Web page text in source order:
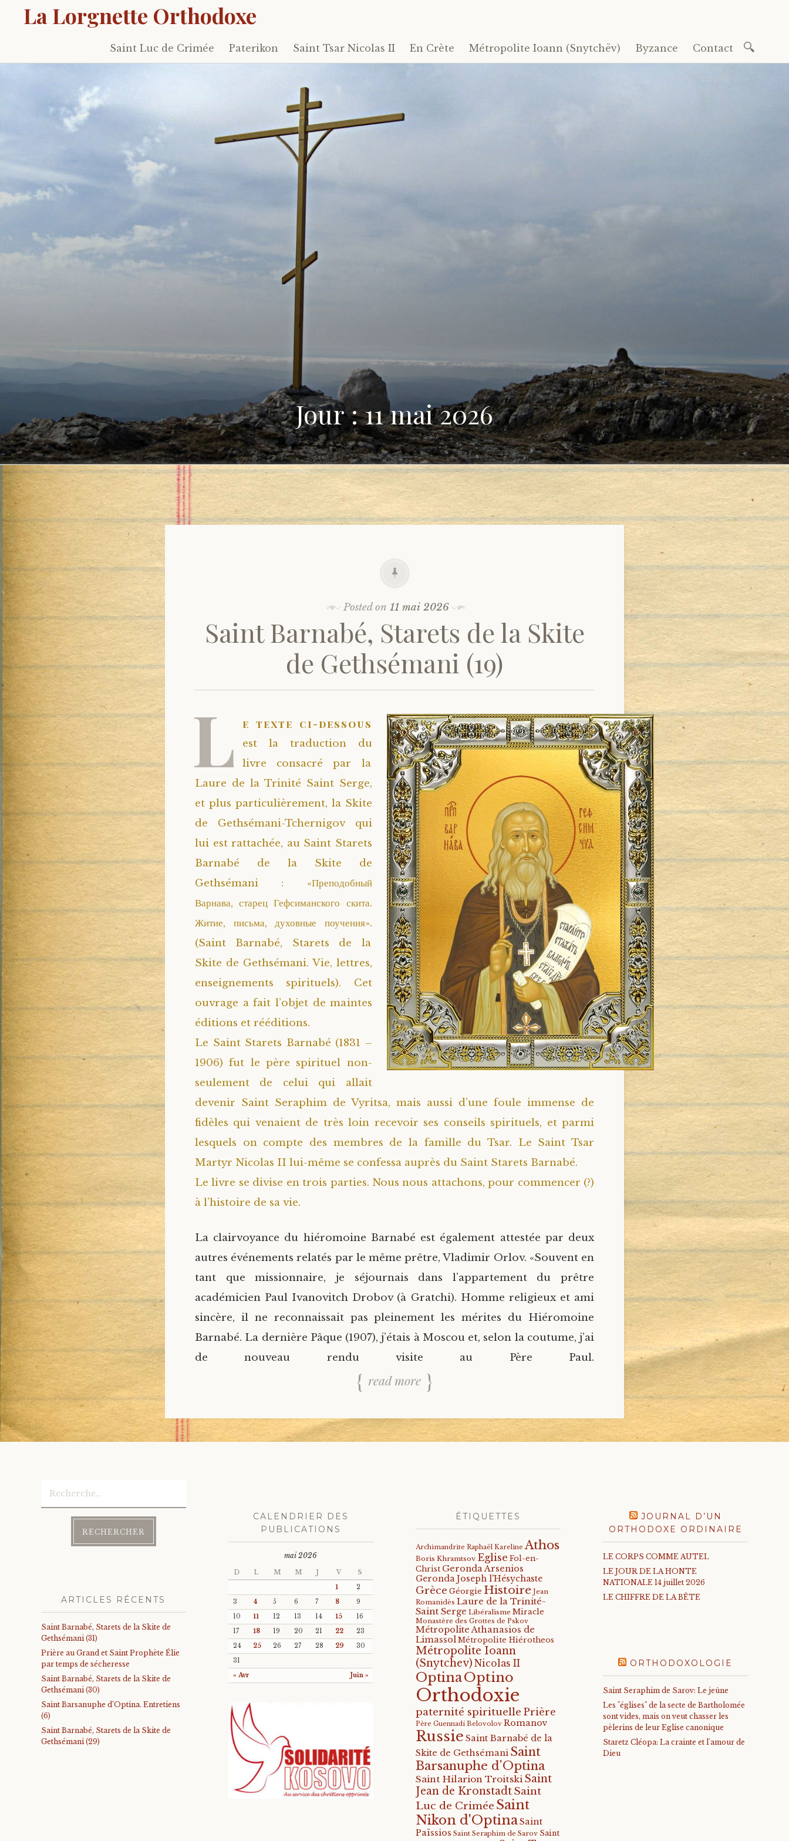
La Lorgnette Orthodoxe
Skip
to
Saint Luc de Crimée Paterikon Saint Tsar Nicolas II En Crète Métropolite Ioann (Snytchëv) Byzance Contact
Jour : 11 mai 2026
Posted on11 mai 2026
Saint Barnabé, Starets de la Skite
de Gethsémani (19)
L e texte ci-dessous
est la traduction du
livre consacré par la
Laure de la Trinité Saint Serge,
et plus particulièrement, la Skite
de Gethsémani-Tchernigov qui
lui est rattachée, au Saint Starets
Barnabé de la Skite de
Gethsémani : «Преподобный
Варнава, старец Гефсиманского скита.
Житие, письма, духовные поучения».
(Saint Barnabé, Starets de la
Skite de Gethsémani. Vie, lettres,
enseignements spirituels). Cet
ouvrage a fait l’objet de maintes
éditions et rééditions.
Le Saint Starets Barnabé (1831 –
1906) fut le père spirituel non-
seulement de celui qui allait
devenir Saint Seraphim de Vyritsa, mais aussi d’une foule immense de
fidèles qui venaient de très loin recevoir ses conseils spirituels, et parmi
lesquels on compte des membres de la famille du Tsar. Le Saint Tsar
Martyr Nicolas II lui-même se confessa auprès du Saint Starets Barnabé.
Le livre se divise en trois parties. Nous nous attachons, pour commencer (?)
à l’histoire de sa vie.
La clairvoyance du hiéromoine Barnabé est également attestée par deux
autres événements relatés par le même prêtre, Vladimir Orlov. «Souvent en
tant que missionnaire, je séjournais dans l’appartement du prêtre
académicien Paul Ivanovitch Drobov (à Gratchi). Homme religieux et ami
sincère, il ne reconnaissait pas pleinement les mérites du Hiéromoine
Barnabé. La dernière Pâque (1907), j’étais à Moscou et, selon la coutume, j’ai
de nouveau rendu visite au Père Paul.
read more
Rechercher :
ARTICLES RÉCENTS
Saint Barnabé, Starets de la Skite de
Gethsémani (31)
Prière au Grand et Saint Prophète Élie
par temps de sécheresse
Saint Barnabé, Starets de la Skite de
Gethsémani (30)
Saint Barsanuphe d’Optina. Entretiens
(6)
Saint Barnabé, Starets de la Skite de
Gethsémani (29)
CALENDRIER DES
PUBLICATIONS
mai 2026
D L M M J V S
« Avr Juin »
1
2
3
4 5 6 7 8
9
10
11 12 13 14 15
16
17
18 19 20 21 22
23
24
25 26 27 28 29
30
31
ÉTIQUETTES
Archimandrite Raphaël Kareline Athos
Boris Khramtsov Eglise Fol-en-
Christ Geronda Arsenios
Geronda Joseph l'Hésychaste
Grèce Géorgie Histoire Jean
Romanidès Laure de la Trinité-
Saint Serge Libéralisme Miracle
Monastère des Grottes de Pskov
Métropolite Athanasios de
Limassol Métropolite Hiérotheos
Métropolite Ioann
(Snytchev) Nicolas II
OptinaOptino
Orthodoxie
paternité spirituelle Prière
Père Guennadi Belovolov Romanov
Russie Saint Barnabé de la
Skite de Gethsémani Saint
Barsanuphe d'Optina
Saint Hilarion TroitskiSaint
Jean de KronstadtSaint
Luc de Crimée Saint
Nikon d'OptinaSaint
Païssios Saint Seraphim de Sarov Saint
JOURNAL D’UN
ORTHODOXE ORDINAIRE
LE CORPS COMME AUTEL
LE JOUR DE LA HONTE
NATIONALE 14 juillet 2026
LE CHIFFRE DE LA BÊTE
ORTHODOXOLOGIE
Saint Seraphim de Sarov: Le jeûne
Les "églises" de la secte de Bartholomée
sont vides, mais on veut chasser les
pèlerins de leur Eglise canonique
Staretz Cléopa: La crainte et l'amour de
Dieu